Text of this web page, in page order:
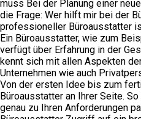
muss Bei der Planung einer
die Frage: Wer hilft mir bei der
professioneller Büroausstatter
Ein Büroausstatter, wie zum
verfügt über Erfahrung in der
kennt sich mit allen Aspekten
Unternehmen wie auch
Von der ersten Idee bis zum
Büroausstatter an Ihrer Seite.
genau zu Ihren Anforderungen